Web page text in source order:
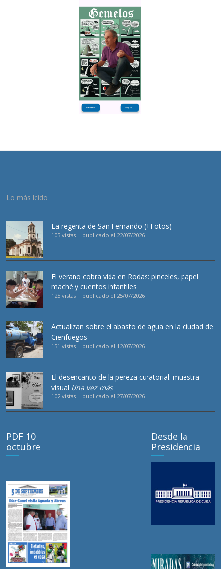
Lo más leído
La regenta de San Fernando (+Fotos)
105 vistas | publicado el 22/07/2026
El verano cobra vida en Rodas: pinceles, papel
maché y cuentos infantiles
125 vistas | publicado el 25/07/2026
Actualizan sobre el abasto de agua en la ciudad de
Cienfuegos
151 vistas | publicado el 12/07/2026
El desencanto de la pereza curatorial: muestra
visual Una vez más
102 vistas | publicado el 27/07/2026
PDF 10
octubre
Desde la
Presidencia